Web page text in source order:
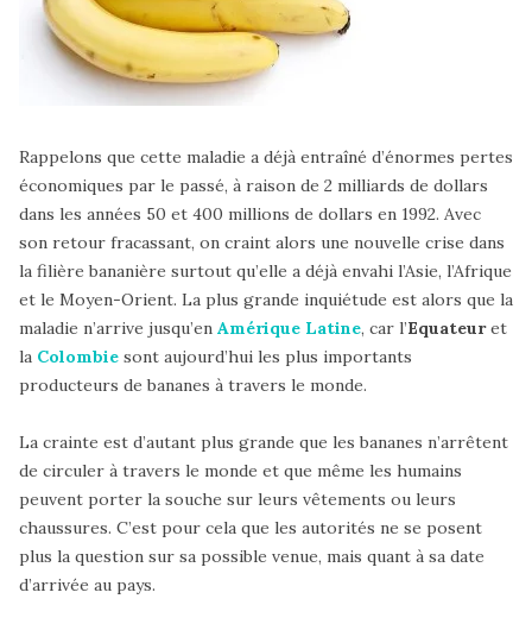
Rappelons que cette maladie a déjà entraîné d’énormes pertes
économiques par le passé, à raison de 2 milliards de dollars
dans les années 50 et 400 millions de dollars en 1992. Avec
son retour fracassant, on craint alors une nouvelle crise dans
la filière bananière surtout qu’elle a déjà envahi l’Asie, l’Afrique
et le Moyen-Orient. La plus grande inquiétude est alors que la
maladie n’arrive jusqu’en Amérique Latine, car l’Equateuret
la Colombie sont aujourd’hui les plus importants
producteurs de bananes à travers le monde.
La crainte est d’autant plus grande que les bananes n’arrêtent
de circuler à travers le monde et que même les humains
peuvent porter la souche sur leurs vêtements ou leurs
chaussures. C’est pour cela que les autorités ne se posent
plus la question sur sa possible venue, mais quant à sa date
d’arrivée au pays.